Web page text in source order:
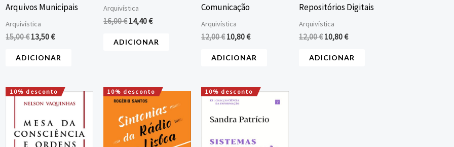
Arquivos Municipais
Arquivística
15,00€13,50€
ADICIONAR
Arquivística
16,00€ 14,40€
ADICIONAR
Comunicação
Arquivística
12,00€ 10,80€
ADICIONAR
Repositórios Digitais
Arquivística
12,00€ 10,80€
ADICIONAR
10% desconto
O
preço
era:
23,20 €.
O
preço
20,88 €.
10% desconto
O
preço
original
era:
15,00 €.
O
preço
atual
é:
13,50 €.
10% desconto
O
preço
original
era:
O
atual
é: